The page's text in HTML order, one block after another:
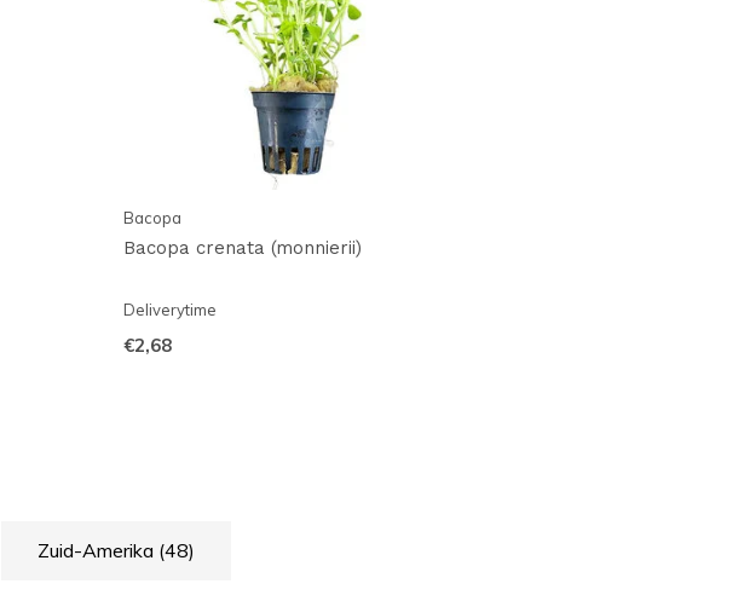
Bacopa
Bacopa crenata (monnierii)
Deliverytime
€2,68
Zuid-Amerika (48)